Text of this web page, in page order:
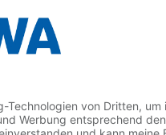
im